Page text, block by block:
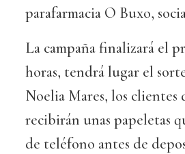
parafarmacia O Buxo,
La campaña finalizará el
horas, tendrá lugar el
Noelia Mares, los clientes
recibirán unas papeletas
de teléfono antes de